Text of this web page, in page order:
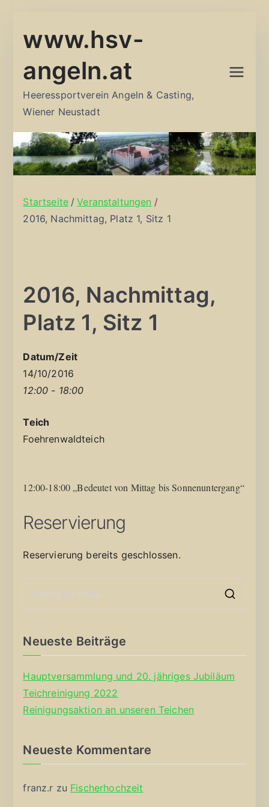
Inhalt
www.hsv-
angeln.at
Heeressportverein Angeln & Casting,
Wiener Neustadt
Startseite
Veranstaltungen
2016, Nachmittag, Platz 1, Sitz 1
2016, Nachmittag,
Platz 1, Sitz 1
Datum/Zeit
14/10/2016
12:00 - 18:00
Teich
Foehrenwaldteich
12:00-18:00 „Bedeutet von Mittag bis Sonnenuntergang“
Reservierung
Reservierung bereits geschlossen.
Neueste Beiträge
Hauptversammlung und 20. jähriges Jubiläum
Teichreinigung 2022
Reinigungsaktion an unseren Teichen
Neueste Kommentare
franz.r zu Fischerhochzeit